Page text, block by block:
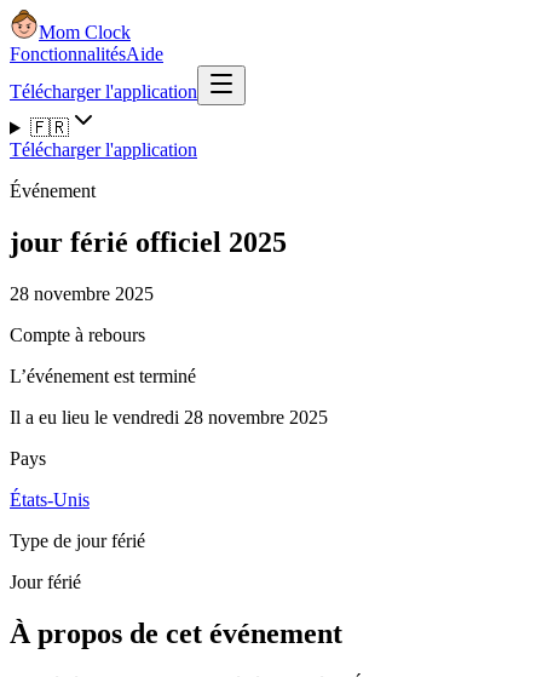
Mom Clock
FonctionnalitésAide
Télécharger l'application
🇫🇷
Télécharger l'application
Événement
jour férié officiel 2025
28 novembre 2025
Compte à rebours
L’événement est terminé
Il a eu lieu le vendredi 28 novembre 2025
Pays
États-Unis
Type de jour férié
Jour férié
À propos de cet événement